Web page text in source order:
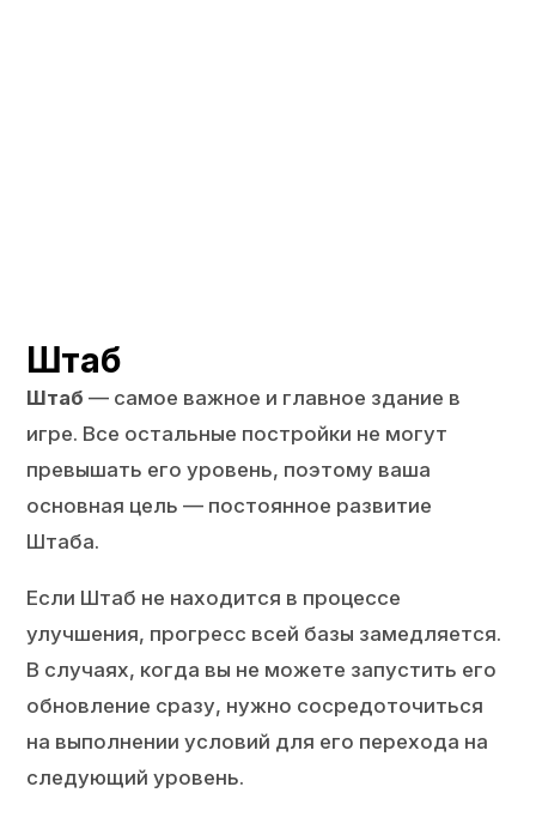
Штаб
Штаб — самое важное и главное здание в
игре. Все остальные постройки не могут
превышать его уровень, поэтому ваша
основная цель — постоянное развитие
Штаба.
Если Штаб не находится в процессе
улучшения, прогресс всей базы замедляется.
В случаях, когда вы не можете запустить его
обновление сразу, нужно сосредоточиться
на выполнении условий для его перехода на
следующий уровень.